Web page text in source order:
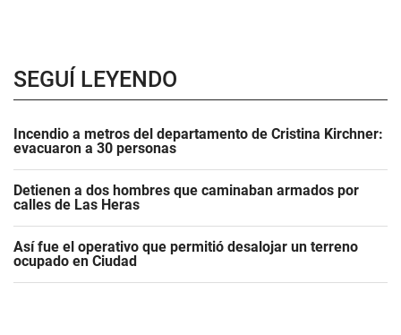
SEGUÍ LEYENDO
Incendio a metros del departamento de Cristina Kirchner:
evacuaron a 30 personas
Detienen a dos hombres que caminaban armados por
calles de Las Heras
Así fue el operativo que permitió desalojar un terreno
ocupado en Ciudad